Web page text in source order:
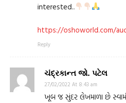
interested..
https://oshoworld.com/
Reply
ચંદ્રકાન્ત જો. પટેલ
27/02/2022 At 8:43 am
ખૂબ જ સુંદર લેખમાળા છે